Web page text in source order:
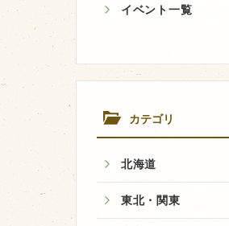
イベント一覧
カテゴリ
北海道
東北・関東
飼育している